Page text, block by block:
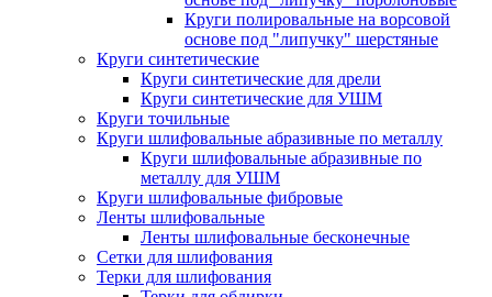
Круги полировальные на ворсовой
основе под "липучку" шерстяные
Круги синтетические
Круги синтетические для дрели
Круги синтетические для УШМ
Круги точильные
Круги шлифовальные абразивные по металлу
Круги шлифовальные абразивные по
металлу для УШМ
Круги шлифовальные фибровые
Ленты шлифовальные
Ленты шлифовальные бесконечные
Сетки для шлифования
Терки для шлифования